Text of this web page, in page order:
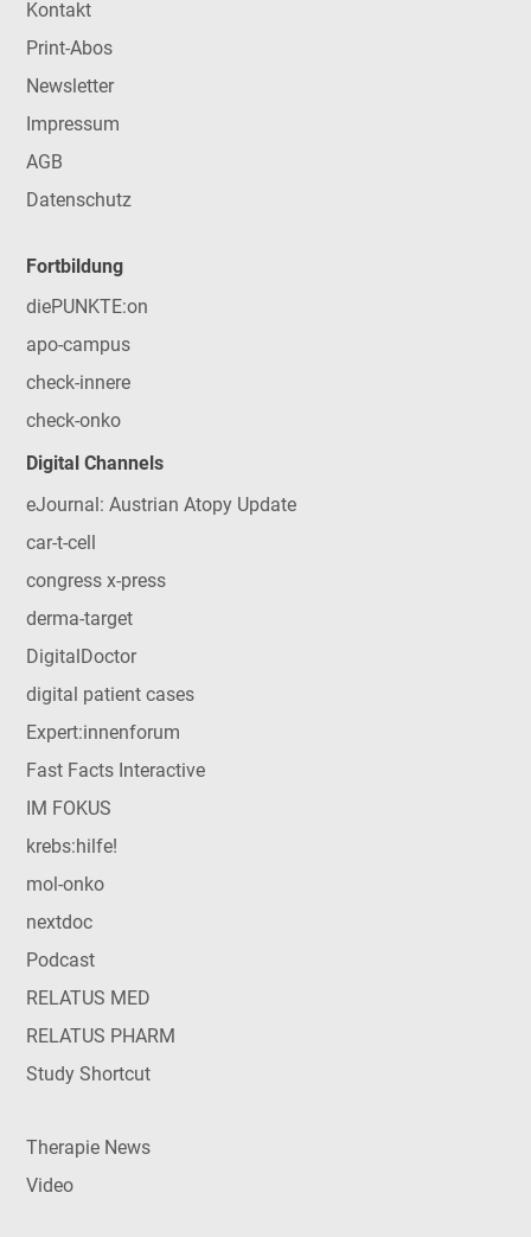
Kontakt
Print-Abos
Newsletter
Impressum
AGB
Datenschutz
Fortbildung
diePUNKTE:on
apo-campus
check-innere
check-onko
Digital Channels
eJournal: Austrian Atopy Update
car-t-cell
congress x-press
derma-target
DigitalDoctor
digital patient cases
Expert:innenforum
Fast Facts Interactive
IM FOKUS
krebs:hilfe!
mol-onko
nextdoc
Podcast
RELATUS MED
RELATUS PHARM
Study Shortcut
Therapie News
Video